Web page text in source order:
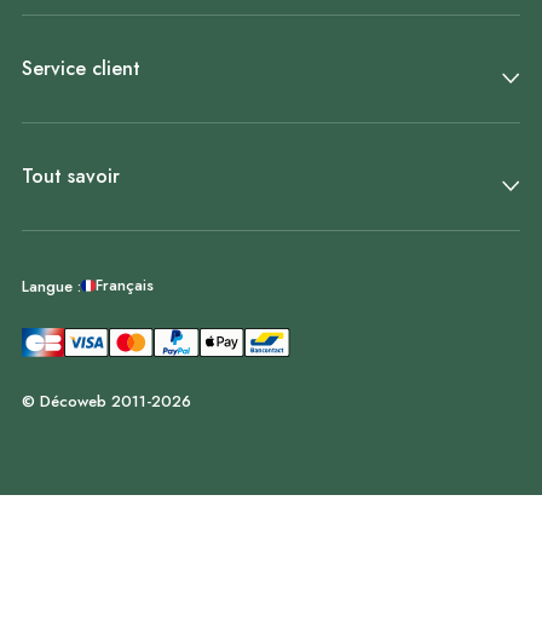
Service client
Tout savoir
Langue : Français
© Décoweb 2011-2026